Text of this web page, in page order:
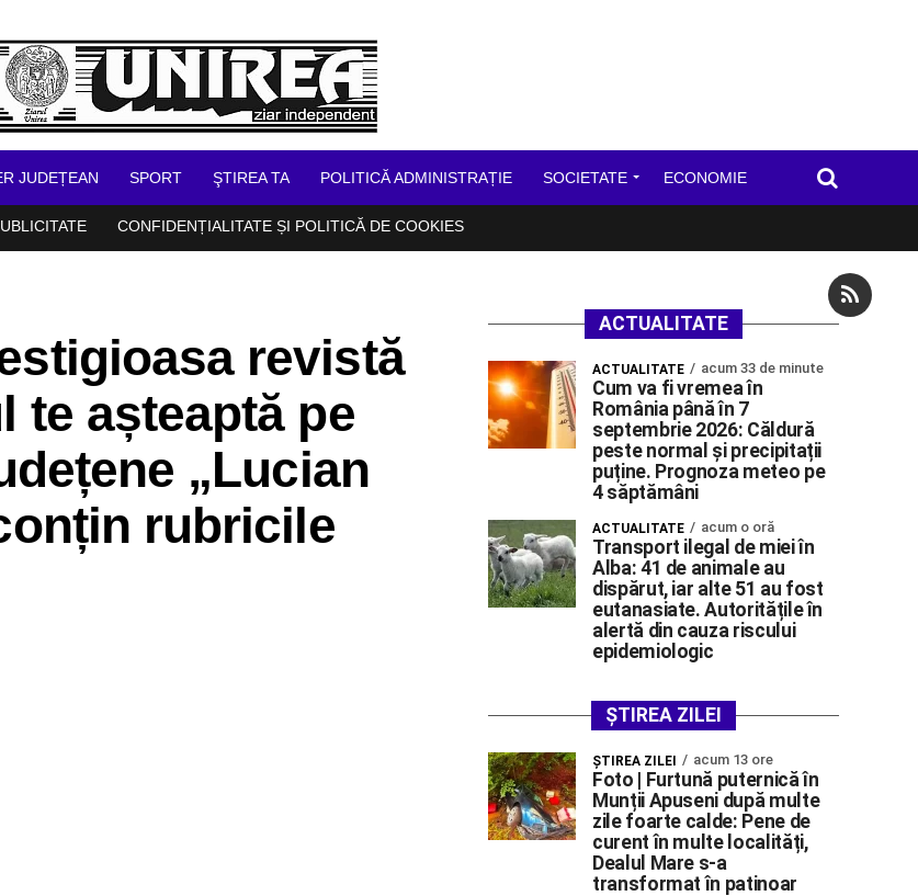
JUDEȚEAN SPORT ŞTIREA TA POLITICĂ ADMINISTRAȚIE SOCIETATE ECONOMIE
CONFIDENȚIALITATE ȘI POLITICĂ DE COOKIES
revistă
te așteaptă pe
„Lucian
rubricile
ACTUALITATE
ACTUALITATE acum 33 de minute
Cum va fi vremea în
România până în 7
septembrie 2026: Căldură
peste normal și precipitații
puține. Prognoza meteo pe
4 săptămâni
ACTUALITATE acum o oră
Transport ilegal de miei în
Alba: 41 de animale au
dispărut, iar alte 51 au fost
eutanasiate. Autoritățile în
alertă din cauza riscului
epidemiologic
ȘTIREA ZILEI
ŞTIREA ZILEI acum 13 ore
Foto | Furtună puternică în
Munții Apuseni după multe
zile foarte calde: Pene de
curent în multe localități,
Dealul Mare s-a
transformat în patinoar